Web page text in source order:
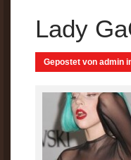
Lady
Gepostet von admin